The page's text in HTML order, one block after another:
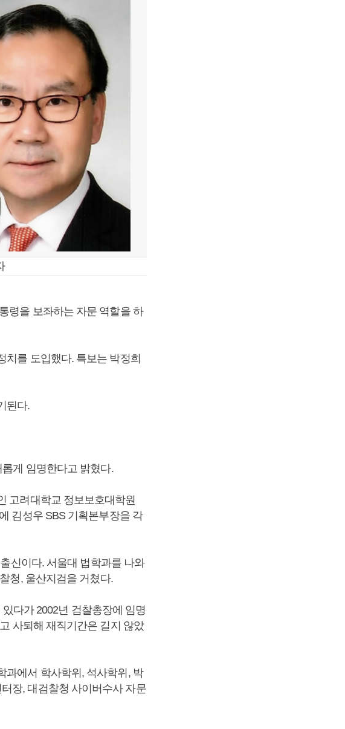
령을 보좌하는 자문 역할을 하
치를 도입했다. 특보는 박정희
된다.
게 임명한다고 밝혔다.
고려대학교 정보보호대학원
김성우 SBS 기획본부장을 각
신이다. 서울대 법학과를 나와
청, 울산지검을 거쳤다.
다가 2002년 검찰총장에 임명
사퇴해 재직기간은 길지 않았
과에서 학사학위, 석사학위, 박
장, 대검찰청 사이버수사 자문